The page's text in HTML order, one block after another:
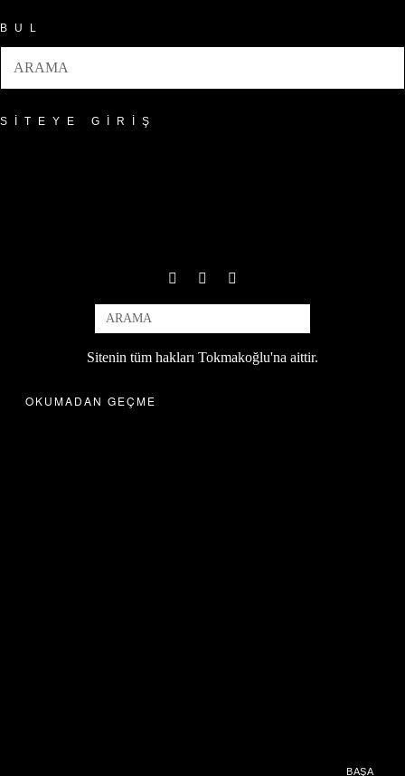
BUL
SITEYE GIRIŞ
Sitenin tüm hakları Tokmakoğlu'na aittir.
BAŞA
OKUMADAN GEÇME